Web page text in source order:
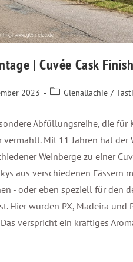
| Cuvée Cask Finish
2023 Glenallachie /
Abfüllungsreihe, die
Mit 11 Jahren hat der
Weinberge zu einer
aus verschiedenen
- oder eben speziell für den
Hier wurden PX, Madeira
verspricht ein kräftiges